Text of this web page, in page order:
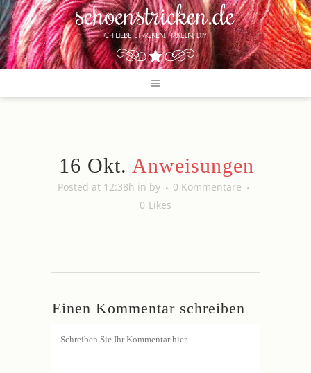
16 Okt. Anweisungen
Posted at 12:38h in by
0 Kommentare
0 Likes
Einen Kommentar schreiben